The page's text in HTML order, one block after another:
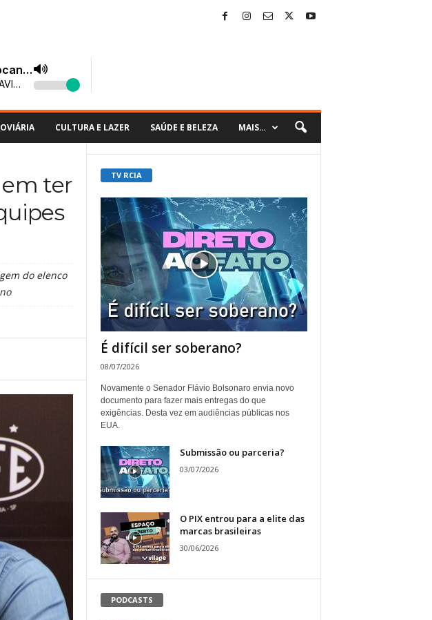
CULTURA E LAZER SAÚDE E BELEZA MAIS…
ter
do elenco
TV RCIA
É difícil ser soberano?
08/07/2026
Novamente o Senador Flávio Bolsonaro envia novo
documento para fazer mais entregas do que
exigências. Desta vez em audiências públicas nos
EUA.
Submissão ou parceria?
03/07/2026
O PIX entrou para a elite das
marcas brasileiras
30/06/2026
PODCASTS